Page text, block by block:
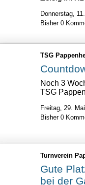
Donnerstag,
Bisher 0
TSG
Noch 3
TSG
Freitag, 29.
Bisher 0
Turnverein
Gute
bei der